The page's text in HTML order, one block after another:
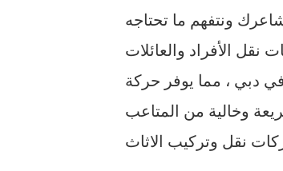
ونتفهم ما تحتاجه
نقل الأفراد والعائلات
دبي ، مما يوفر حركة
وخالية من المتاعب